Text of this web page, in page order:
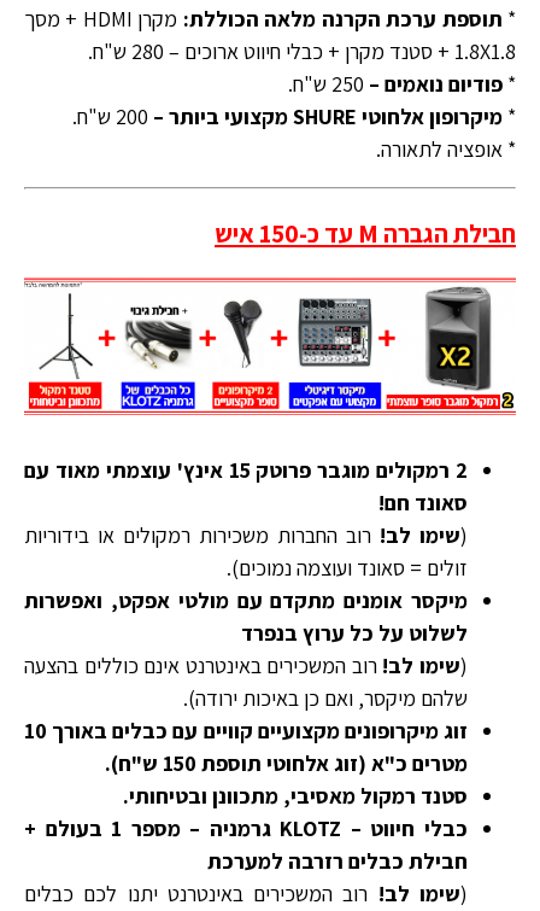
* תוספת ערכת הקרנה מלאה הכוללת:
מקרן HDMI + מסך
1.8X1.8 + סטנד מקרן + כבלי חיווט ארוכים – 280 ש"ח.
* פודיום נואמים –
* מיקרופון אלחוטי SHURE מקצועי ביותר –
* אופציה לתאורה.
חבילת הגברה M עד כ-150 איש
2 רמקולים מוגבר פרוטק 15 אינץ' עוצמתי מאוד עם
סאונד חם!
(שימו לב! רוב החברות משכירות רמקולים או בידוריות
זולים = סאונד ועוצמה נמוכים).
מיקסר אומנים מתקדם עם מולטי אפקט, ואפשרות
לשלוט על כל ערוץ בנפרד
(שימו לב! רוב המשכירים באינטרנט אינם כוללים בהצעה
שלהם מיקסר, ואם כן באיכות ירודה).
זוג מיקרופונים מקצועיים קוויים עם כבלים באורך 10
מטרים כ"א (זוג אלחוטי תוספת 150 ש"ח).
סטנד רמקול מאסיבי, מתכוונן ובטיחותי.
כבלי חיווט – KLOTZ גרמניה – מספר 1 בעולם +
חבילת כבלים רזרבה למערכת
(שימו לב! רוב המשכירים באינטרנט יתנו לכם כבלים